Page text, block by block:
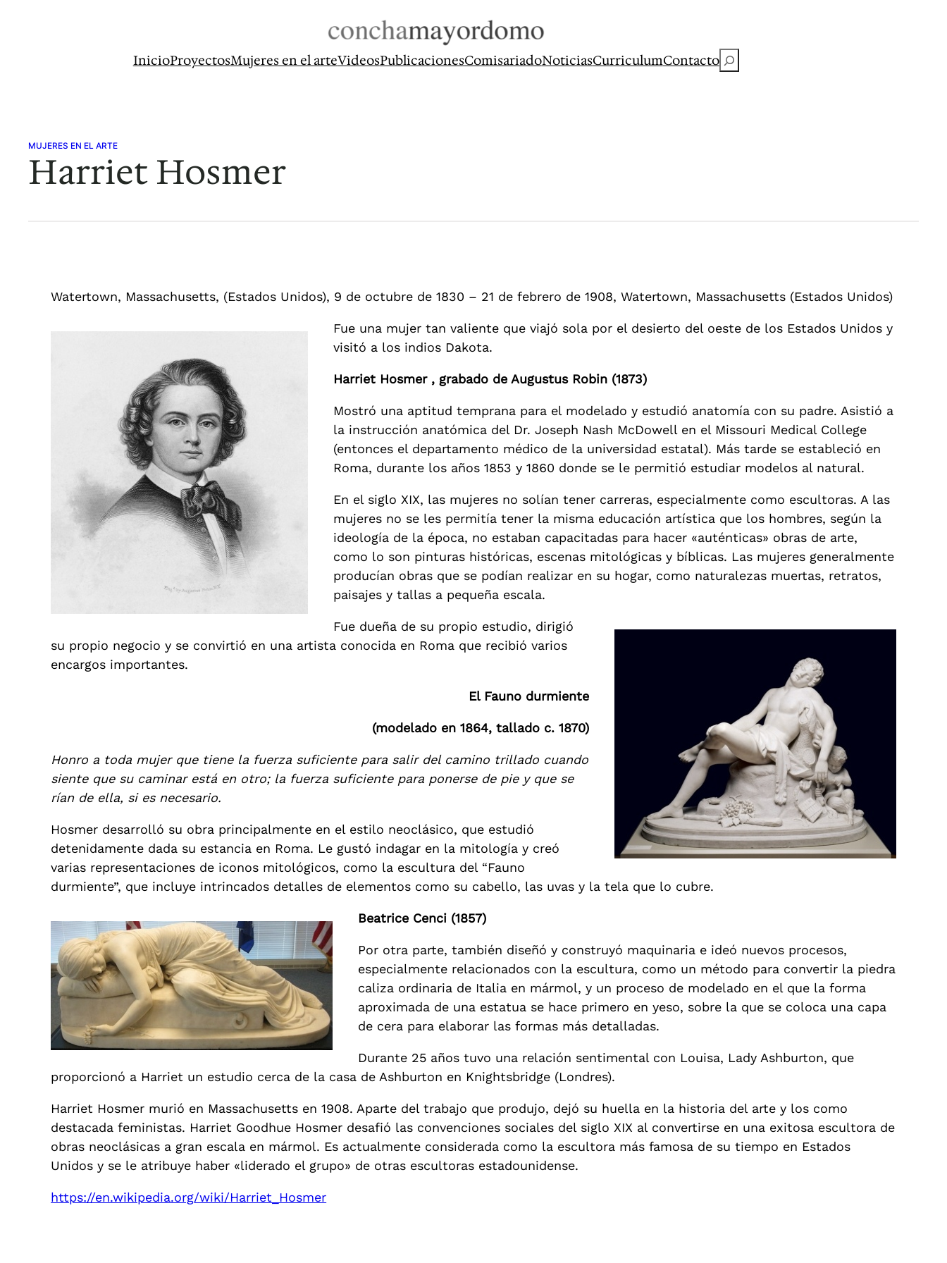
InicioProyectosMujeres en el arteVideosPublicacionesComisariadoNoticiasCurriculumContactoBuscar
MUJERES EN EL ARTE
Harriet Hosmer
Watertown, Massachusetts, (Estados Unidos), 9 de octubre de 1830 – 21 de febrero de 1908, Watertown, Massachusetts (Estados Unidos)
Fue una mujer tan valiente que viajó sola por el desierto del oeste de los Estados Unidos y
visitó a los indios Dakota.
Harriet Hosmer , grabado de Augustus Robin (1873)
Mostró una aptitud temprana para el modelado y estudió anatomía con su padre. Asistió a
la instrucción anatómica del Dr. Joseph Nash McDowell en el Missouri Medical College
(entonces el departamento médico de la universidad estatal). Más tarde se estableció en
Roma, durante los años 1853 y 1860 donde se le permitió estudiar modelos al natural.
En el siglo XIX, las mujeres no solían tener carreras, especialmente como escultoras. A las
mujeres no se les permitía tener la misma educación artística que los hombres, según la
ideología de la época, no estaban capacitadas para hacer «auténticas» obras de arte,
como lo son pinturas históricas, escenas mitológicas y bíblicas. Las mujeres generalmente
producían obras que se podían realizar en su hogar, como naturalezas muertas, retratos,
paisajes y tallas a pequeña escala.
Fue dueña de su propio estudio, dirigió
su propio negocio y se convirtió en una artista conocida en Roma que recibió varios
encargos importantes.
El Fauno durmiente
(modelado en 1864, tallado c. 1870)
Honro a toda mujer que tiene la fuerza suficiente para salir del camino trillado cuando
siente que su caminar está en otro; la fuerza suficiente para ponerse de pie y que se
rían de ella, si es necesario.
Hosmer desarrolló su obra principalmente en el estilo neoclásico, que estudió
detenidamente dada su estancia en Roma. Le gustó indagar en la mitología y creó
varias representaciones de iconos mitológicos, como la escultura del “Fauno
durmiente”, que incluye intrincados detalles de elementos como su cabello, las uvas y la tela que lo cubre.
Beatrice Cenci (1857)
Por otra parte, también diseñó y construyó maquinaria e ideó nuevos procesos,
especialmente relacionados con la escultura, como un método para convertir la piedra
caliza ordinaria de Italia en mármol, y un proceso de modelado en el que la forma
aproximada de una estatua se hace primero en yeso, sobre la que se coloca una capa
de cera para elaborar las formas más detalladas.
Durante 25 años tuvo una relación sentimental con Louisa, Lady Ashburton, que
proporcionó a Harriet un estudio cerca de la casa de Ashburton en Knightsbridge (Londres).
Harriet Hosmer murió en Massachusetts en 1908. Aparte del trabajo que produjo, dejó su huella en la historia del arte y los como
destacada feministas. Harriet Goodhue Hosmer desafió las convenciones sociales del siglo XIX al convertirse en una exitosa escultora de
obras neoclásicas a gran escala en mármol. Es actualmente considerada como la escultora más famosa de su tiempo en Estados
Unidos y se le atribuye haber «liderado el grupo» de otras escultoras estadounidense.
https://en.wikipedia.org/wiki/Harriet_Hosmer